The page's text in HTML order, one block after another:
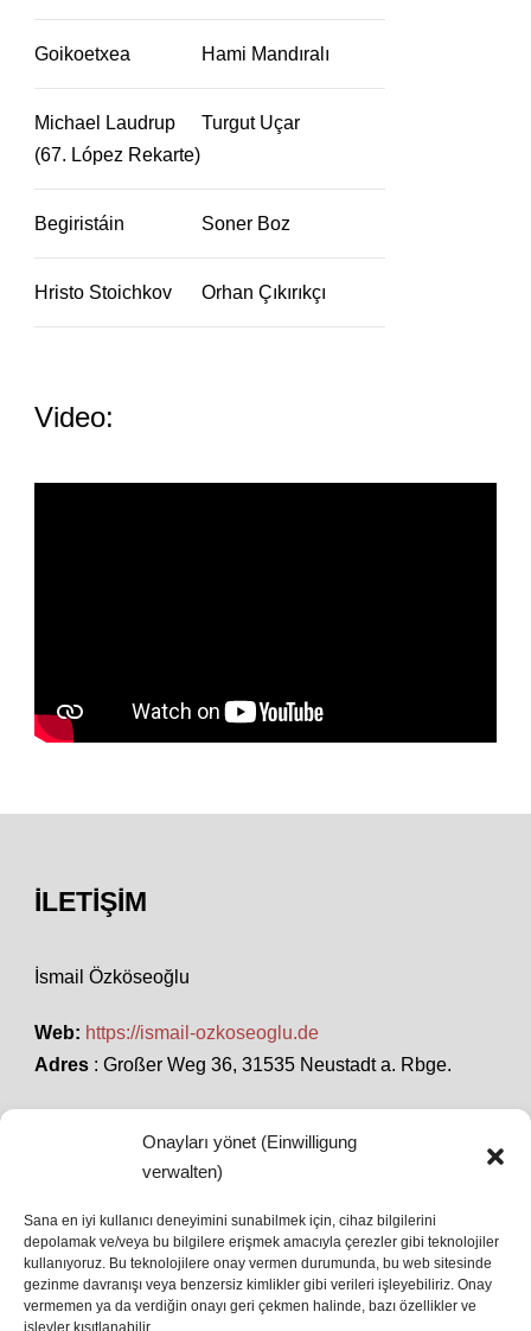
Onayları yönet (Einwilligung
verwalten)
Sana en iyi kullanıcı deneyimini sunabilmek için, cihaz bilgilerini
depolamak ve/veya bu bilgilere erişmek amacıyla çerezler gibi teknolojiler
kullanıyoruz. Bu teknolojilere onay vermen durumunda, bu web sitesinde
gezinme davranışı veya benzersiz kimlikler gibi verileri işleyebiliriz. Onay
vermemen ya da verdiğin onayı geri çekmen halinde, bazı özellikler ve
işlevler kısıtlanabilir.
Goikoetxea Hami Mandıralı
Michael Laudrup
(67. López Rekarte)
Turgut Uçar
Begiristáin Soner Boz
Hristo Stoichkov Orhan Çıkırıkçı
Video:
İLETIŞIM
İsmail Özköseoğlu
Web: https://ismail-ozkoseoglu.de
Adres : Großer Weg 36, 31535 Neustadt a. Rbge.
SON HABERLER
İstanbul’da Avrupa Ligi Finali: Freiburg ve Aston
Villa Boğaz’da Tarih Yazmaya Hazırlanıyor
08 May 2026